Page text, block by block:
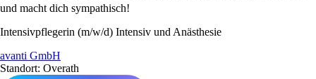
und macht dich sympathisch!
Intensivpflegerin (m/w/d) Intensiv und Anästhesie
avanti GmbH
Standort: Overath